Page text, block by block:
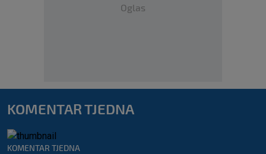
Oglas
KOMENTAR TJEDNA
KOMENTAR TJEDNA